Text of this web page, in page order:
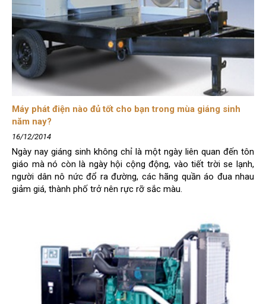
Máy phát điện nào đủ tốt cho bạn trong mùa giáng sinh
năm nay?
16/12/2014
Ngày nay giáng sinh không chỉ là một ngày liên quan đến tôn
giáo mà nó còn là ngày hội cộng động, vào tiết trời se lạnh,
người dân nô nức đổ ra đường, các hãng quần áo đua nhau
giảm giá, thành phố trở nên rực rỡ sắc màu.